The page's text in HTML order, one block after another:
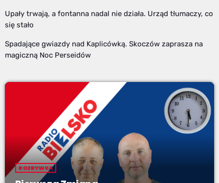
Upały trwają, a fontanna nadal nie działa. Urząd tłumaczy, co
się stało
Spadające gwiazdy nad Kaplicówką. Skoczów zaprasza na
magiczną Noc Perseidów
ROZRYWKA